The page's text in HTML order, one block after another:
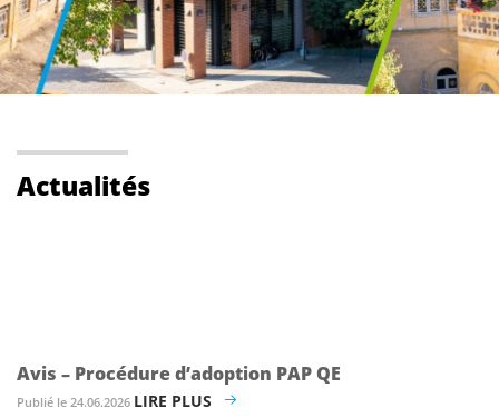
Avis – Procédure d’adoption PAP QE
Publié le 24.06.2026 LIRE PLUS
Actualités